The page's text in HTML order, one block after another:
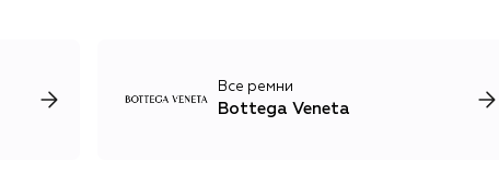
коллекция обуви и аксессуаров, в числе которых —
культовые it-сумки Sardine, Jodie, Cassette, Knot Chain и
Все ремни
Bottega Veneta